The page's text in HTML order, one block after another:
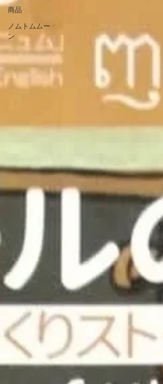
商品
ノムトムムー
ン